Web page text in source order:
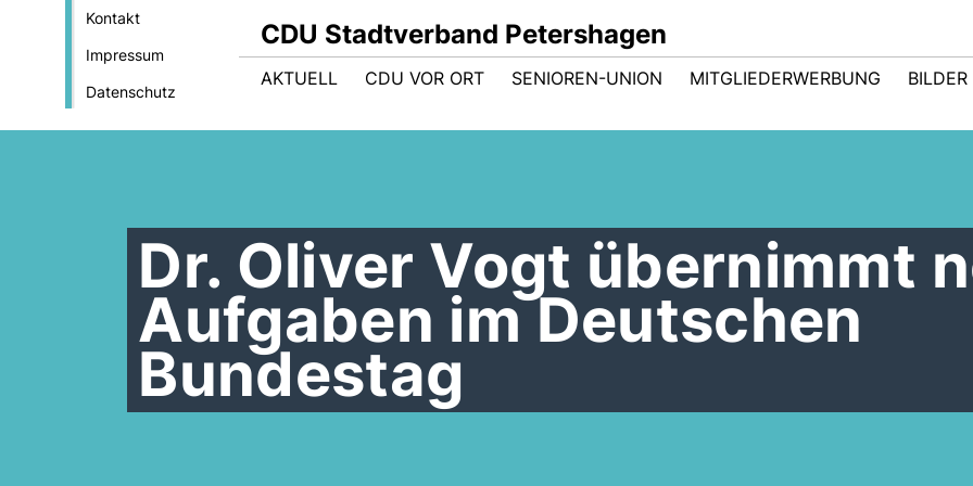
Kontakt
Impressum
Datenschutz
CDU Stadtverband Petershagen
AKTUELL CDU VOR ORT SENIOREN-UNION MITGLIEDERWERBUNG BILDER
Dr. Oliver Vogt übernimmt
Aufgaben im Deutschen
Bundestag